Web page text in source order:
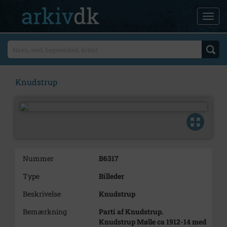
Knudstrup
Nummer
B6317
Type
Billeder
Beskrivelse
Knudstrup
Bemærkning
Parti af Knudstrup.
Knudstrup Mølle ca 1912-14 med